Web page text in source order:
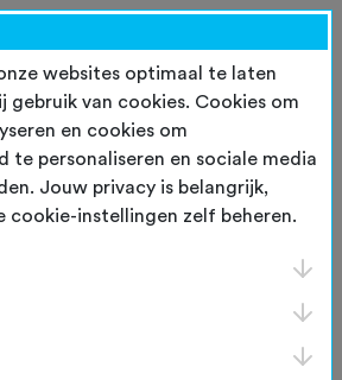
websites optimaal te laten
gebruik van cookies. Cookies om
en cookies om
te personaliseren en sociale media
Jouw privacy is belangrijk,
cookie-instellingen zelf beheren.